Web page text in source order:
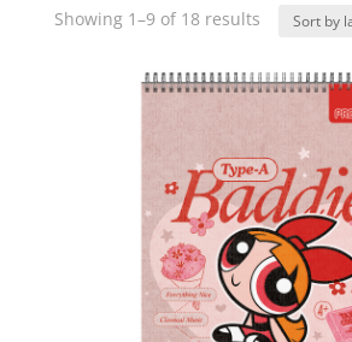
Showing 1–9 of 18 results